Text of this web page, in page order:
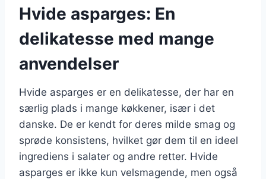
Hvide asparges: En
delikatesse med mange
anvendelser
Hvide asparges er en delikatesse, der har en
særlig plads i mange køkkener, især i det
danske. De er kendt for deres milde smag og
sprøde konsistens, hvilket gør dem til en ideel
ingrediens i salater og andre retter. Hvide
asparges er ikke kun velsmagende, men også